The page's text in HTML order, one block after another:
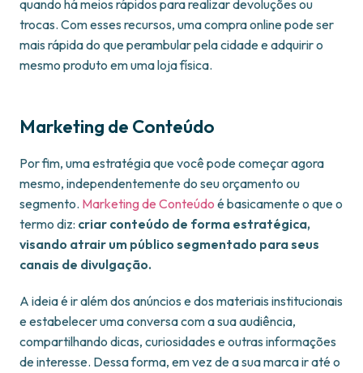
quando há meios rápidos para realizar devoluções ou
trocas. Com esses recursos, uma compra online pode ser
mais rápida do que perambular pela cidade e adquirir o
mesmo produto em uma loja física.
Marketing de Conteúdo
Por fim, uma estratégia que você pode começar agora
mesmo, independentemente do seu orçamento ou
segmento. Marketing de Conteúdo é basicamente o que o
termo diz: criar conteúdo de forma estratégica,
visando atrair um público segmentado para seus
canais de divulgação.
A ideia é ir além dos anúncios e dos materiais institucionais
e estabelecer uma conversa com a sua audiência,
compartilhando dicas, curiosidades e outras informações
de interesse. Dessa forma, em vez de a sua marca ir até o